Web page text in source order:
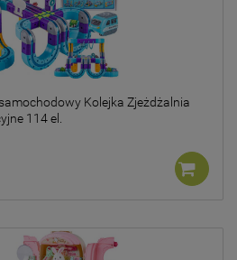
Kolejka Zjeżdżalnia
114 el.